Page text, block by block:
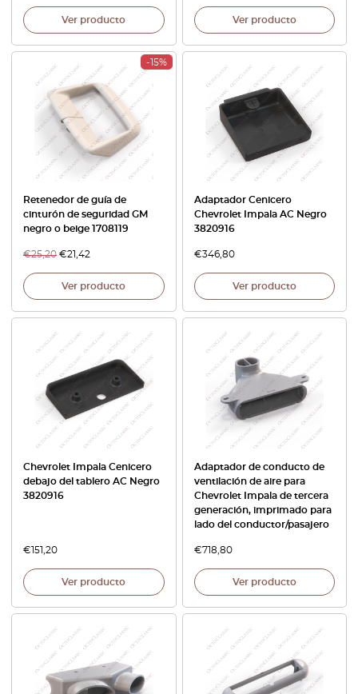
Ver producto Ver producto
-15%
Retenedor de guía de
cinturón de seguridad GM
negro o beige 1708119
€25,20 €21,42
Ver producto
Adaptador Cenicero
Chevrolet Impala AC Negro
3820916
€346,80
Ver producto
Chevrolet Impala Cenicero
debajo del tablero AC Negro
3820916
€151,20
Ver producto
Adaptador de conducto de
ventilación de aire para
Chevrolet Impala de tercera
generación, imprimado para
lado del conductor/pasajero
€718,80
Ver producto